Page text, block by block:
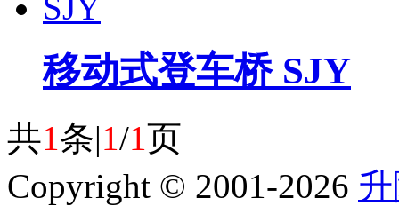
移动式登车桥 SJY
共1条|1/1页
Copyright © 2001-2026